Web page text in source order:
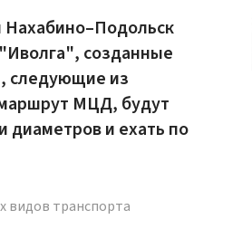
созданные
следующие из
МЦД, будут
диаметров и ехать по
видов транспорта